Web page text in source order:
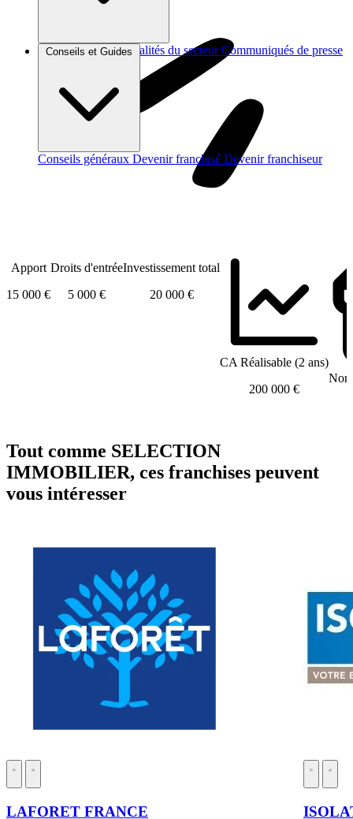
Brèves et actus Actualités du secteur Communiqués de presse
Conseils et Guides
Conseils généraux Devenir franchisé Devenir franchiseur
Apport
15 000 €
Droits d'entrée
5 000 €
Investissement total
20 000 €
CA Réalisable (2 ans)
200 000 €
Tout comme SELECTION
IMMOBILIER, ces franchises peuvent
vous intéresser
LAFORET FRANCE